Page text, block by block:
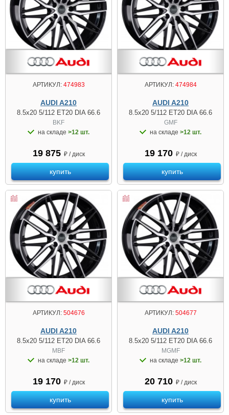
АРТИКУЛ:474983
AUDI A210
8.5x20 5/112 ET20 DIA 66.6
BKF
на складе >12 шт.
19 875 ₽ / диск
купить
АРТИКУЛ:474984
AUDI A210
8.5x20 5/112 ET20 DIA 66.6
GMF
на складе >12 шт.
19 170 ₽ / диск
купить
АРТИКУЛ:504676
AUDI A210
8.5x20 5/112 ET20 DIA 66.6
MBF
на складе >12 шт.
19 170 ₽ / диск
купить
АРТИКУЛ:504677
AUDI A210
8.5x20 5/112 ET20 DIA 66.6
MGMF
на складе >12 шт.
20 710 ₽ / диск
купить